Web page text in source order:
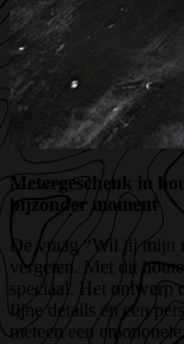
Metergeschenk in
bijzonder moment
De vraag “Wil jij mijn
vergeten. Met dit
speciaal. Het ontwerp
fijne details en een
meteen een